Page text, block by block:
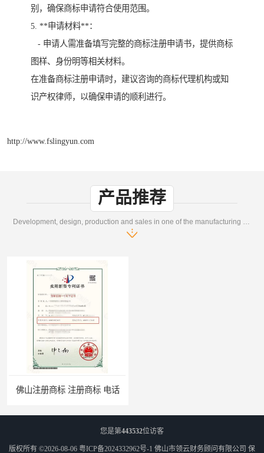
别，确保商标申请符合使用范围。
5. **申请材料**：
- 申请人需准备填写完整的商标注册申请书，提供商标
图样、身份明等相关材料。
在准备商标注册申请时，建议咨询的商标代理机构或知
识产权律师，以确保申请的顺利进行。
http://www.fslingyun.com
产品推荐
标 电话
您是第443532位访客
版权所有 ©2026-08-06 粤ICP备2024332962号-1 佛山市领云财务顾问有限公司 保